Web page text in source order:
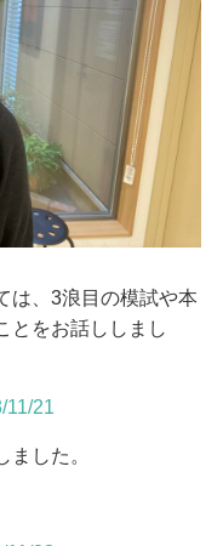
は、3浪目の模試や本
とをお話ししまし
11/21
した。